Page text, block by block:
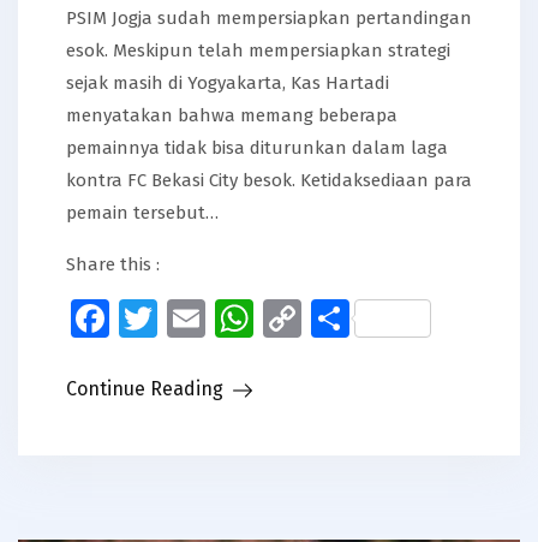
PSIM Jogja sudah mempersiapkan pertandingan
esok. Meskipun telah mempersiapkan strategi
sejak masih di Yogyakarta, Kas Hartadi
menyatakan bahwa memang beberapa
pemainnya tidak bisa diturunkan dalam laga
kontra FC Bekasi City besok. Ketidaksediaan para
pemain tersebut…
Share this :
Facebook
Twitter
EmailWhatsApp
CopyShare
Continue Reading